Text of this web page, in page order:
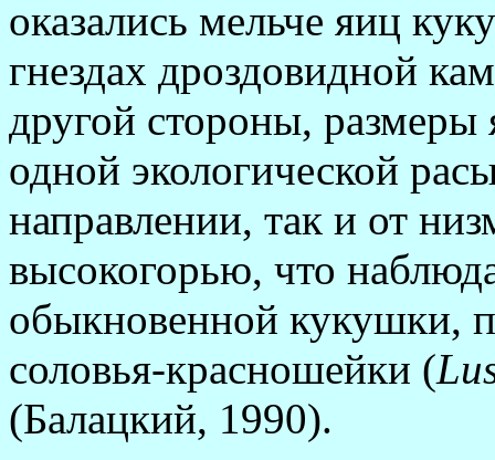
оказались мельче яиц
гнездах дроздовидной
другой стороны, размеры
одной экологической
направлении, так и от
высокогорью, что
обыкновенной кукушки,
соловья-красношейки (
(Балацкий, 1990).